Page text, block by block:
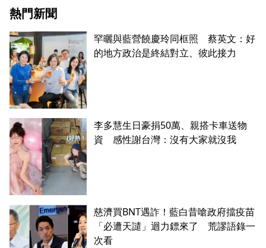
熱門新聞
罕曬與藍營饒慶玲同框照 蔡英文：好
的地方政治是終結對立、彼此接力
李多慧生日豪捐50萬、親搭卡車送物
資 感性謝台灣：沒有大家就沒我
慈濟買BNT遇詐！藍白昔嗆政府擋疫苗
「必遭天譴」迴力鏢來了 荒謬語錄一
次看